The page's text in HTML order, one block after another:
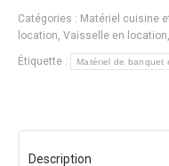
Catégories : Matériel cuisine
location, Vaisselle en location,
Étiquette : Matériel de banquet
Description